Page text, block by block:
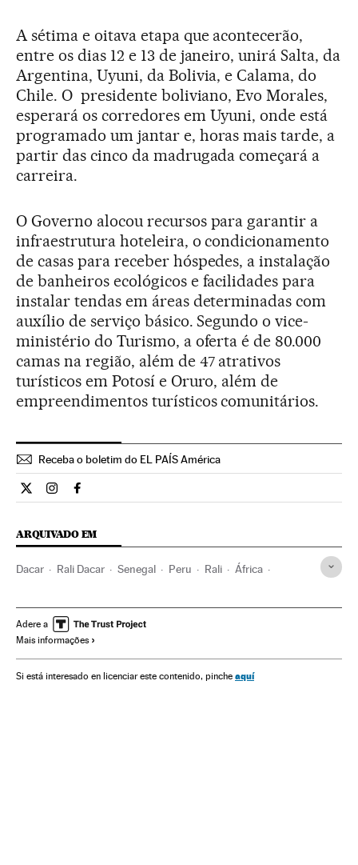
A sétima e oitava etapa que acontecerão,
entre os dias 12 e 13 de janeiro, unirá Salta, da
Argentina, Uyuni, da Bolivia, e Calama, do
Chile. O presidente boliviano, Evo Morales,
esperará os corredores em Uyuni, onde está
programado um jantar e, horas mais tarde, a
partir das cinco da madrugada começará a
carreira.
O Governo alocou recursos para garantir a
infraestrutura hoteleira, o condicionamento
de casas para receber hóspedes, a instalação
de banheiros ecológicos e facilidades para
instalar tendas em áreas determinadas com
auxílio de serviço básico. Segundo o vice-
ministério do Turismo, a oferta é de 80.000
camas na região, além de 47 atrativos
turísticos em Potosí e Oruro, além de
empreendimentos turísticos comunitários.
Receba o boletim do EL PAÍS América
Internacional El País Brasil en Twitter
Internacional El País Brasil en Instagram
Internacional El País Brasil en Facebook
ARQUIVADO EM
Dacar Rali Dacar Senegal Peru Rali África
Competições Esportes motor
Adere a
Mais informações
Si está interesado en licenciar este contenido, pinche aquí